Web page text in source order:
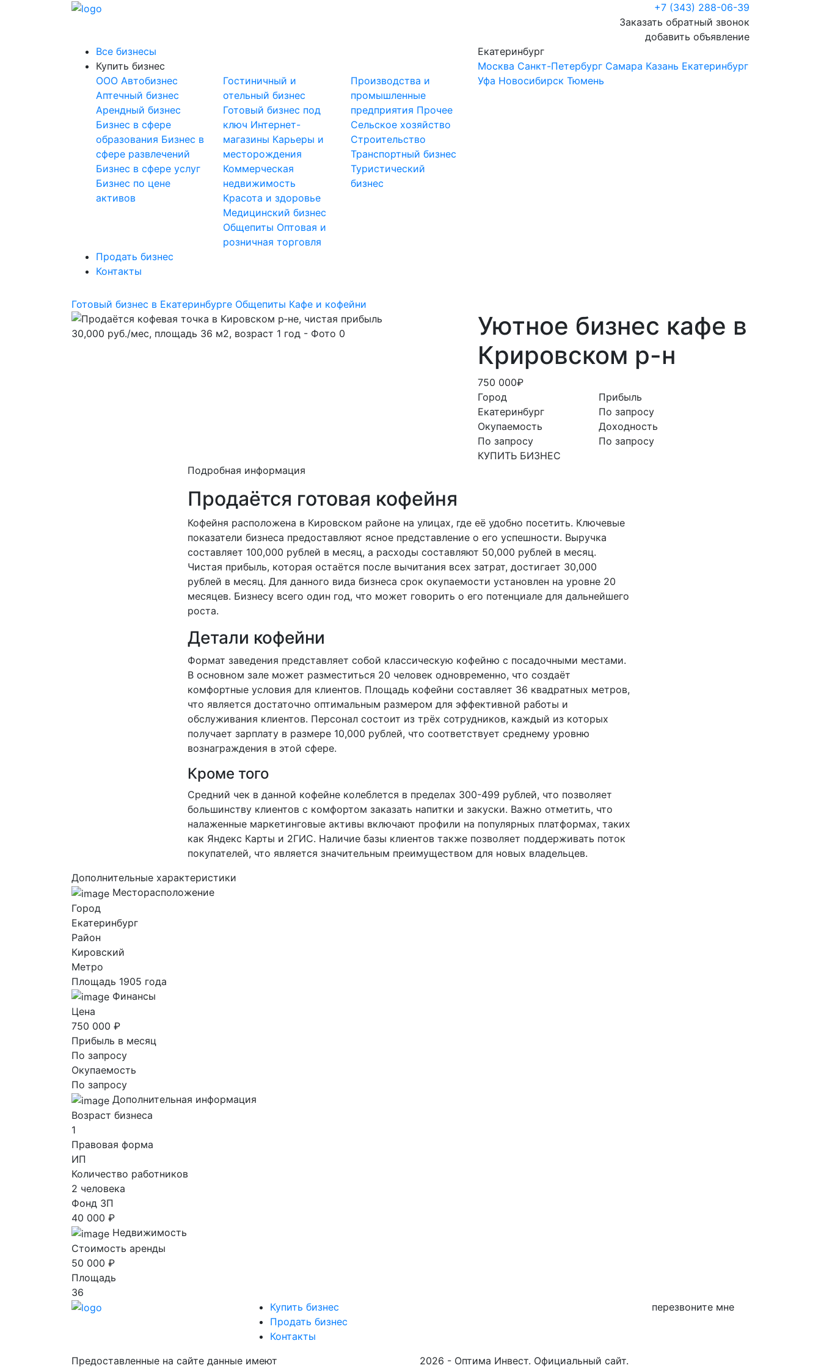
+7 (343) 288-06-39
Заказать обратный звонок
добавить объявление
Все бизнесы
Купить бизнес
OOO Автобизнес
Аптечный бизнес
Арендный бизнес
Бизнес в сфере
образования Бизнес в
сфере развлечений
Бизнес в сфере услуг
Бизнес по цене
активов
Гостиничный и
отельный бизнес
Готовый бизнес под
ключ Интернет-
магазины Карьеры и
месторождения
Коммерческая
недвижимость
Красота и здоровье
Медицинский бизнес
Общепиты Оптовая и
розничная торговля
Производства и
промышленные
предприятия Прочее
Сельское хозяйство
Строительство
Транспортный бизнес
Туристический
бизнес
Продать бизнес
Контакты
Екатеринбург
Москва Санкт-Петербург Самара Казань Екатеринбург
Уфа Новосибирск Тюмень
Готовый бизнес в Екатеринбурге Общепиты Кафе и кофейни
Уютное бизнес кафе в
Крировском р-н
750 000₽
Город
Екатеринбург
Окупаемость
По запросу
КУПИТЬ БИЗНЕС
Прибыль
По запросу
Доходность
По запросу
Подробная информация
Продаётся готовая кофейня
Кофейня расположена в Кировском районе на улицах, где её удобно посетить. Ключевые
показатели бизнеса предоставляют ясное представление о его успешности. Выручка
составляет 100,000 рублей в месяц, а расходы составляют 50,000 рублей в месяц.
Чистая прибыль, которая остаётся после вычитания всех затрат, достигает 30,000
рублей в месяц. Для данного вида бизнеса срок окупаемости установлен на уровне 20
месяцев. Бизнесу всего один год, что может говорить о его потенциале для дальнейшего
роста.
Детали кофейни
Формат заведения представляет собой классическую кофейню с посадочными местами.
В основном зале может разместиться 20 человек одновременно, что создаёт
комфортные условия для клиентов. Площадь кофейни составляет 36 квадратных метров,
что является достаточно оптимальным размером для эффективной работы и
обслуживания клиентов. Персонал состоит из трёх сотрудников, каждый из которых
получает зарплату в размере 10,000 рублей, что соответствует среднему уровню
вознаграждения в этой сфере.
Кроме того
Средний чек в данной кофейне колеблется в пределах 300-499 рублей, что позволяет
большинству клиентов с комфортом заказать напитки и закуски. Важно отметить, что
налаженные маркетинговые активы включают профили на популярных платформах, таких
как Яндекс Карты и 2ГИС. Наличие базы клиентов также позволяет поддерживать поток
покупателей, что является значительным преимуществом для новых владельцев.
Дополнительные характеристики
Месторасположение
Город
Екатеринбург
Район
Кировский
Метро
Площадь 1905 года
Финансы
Цена
750 000 ₽
Прибыль в месяц
По запросу
Окупаемость
По запросу
Дополнительная информация
Возраст бизнеса
1
Правовая форма
ИП
Количество работников
2 человека
Фонд ЗП
40 000 ₽
Недвижимость
Стоимость аренды
50 000 ₽
Площадь
36
Купить бизнес
Продать бизнес
Контакты
перезвоните мне
Предоставленные на сайте данные имеют 2026 - Оптима Инвест. Официальный сайт.